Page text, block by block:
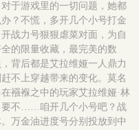
于游戏里的一切问题，她都
？不慌，多开几个小号打金
战力号狠狠虐菜对面，为自
的限量收藏，最完美的数
背后都是艾拉维娅一人鼎力
不上穿越带来的变化。莫名
襁褓之中的玩家艾拉维娅·林
要不……咱开几个小号吧？战
万金油进度号分别投放到中